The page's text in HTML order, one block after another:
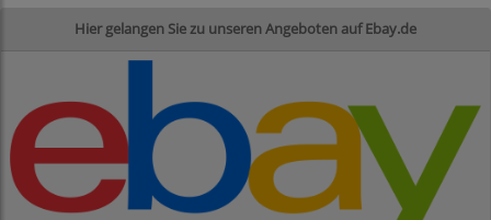
Hier gelangen Sie zu unseren Angeboten auf Ebay.de